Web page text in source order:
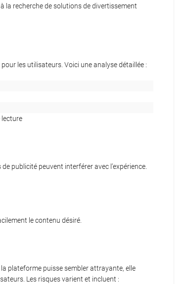
la recherche de solutions de divertissement
les utilisateurs. Voici une analyse détaillée :
publicité peuvent interférer avec l’expérience.
le contenu désiré.
plateforme puisse sembler attrayante, elle
Les risques varient et incluent :